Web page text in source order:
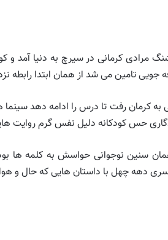
مرادی کرمانی در سیرچ به دنیا آمد و
جویی تامین می شد از همان ابتدا رابطه
به کرمان رفت تا درس را ادامه دهد
حس کودکانه دلیل نفس گرم روایت
سنین نوجوانی حواسش به کلمه ها
دهه چهل با داستان هایی که حال و